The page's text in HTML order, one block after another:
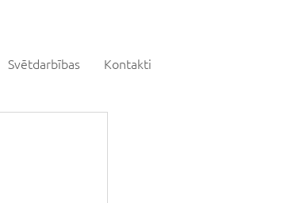
Svētdarbības Kontakti